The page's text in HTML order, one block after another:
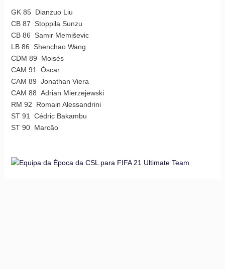
GK 85 Dianzuo Liu
CB 87 Stoppila Sunzu
CB 86 Samir Memiševic
LB 86 Shenchao Wang
CDM 89 Moisés
CAM 91 Óscar
CAM 89 Jonathan Viera
CAM 88 Adrian Mierzejewski
RM 92 Romain Alessandrini
ST 91 Cédric Bakambu
ST 90 Marcão